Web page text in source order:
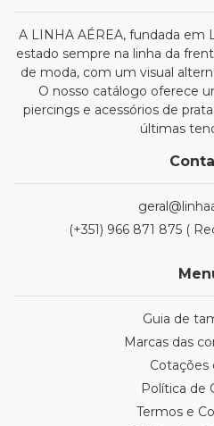
A LINHA AÉREA, fundada em
estado sempre na linha da
de moda, com um visual
O nosso catálogo oferece
piercings e acessórios de
últimas
(+351) 966 871 875 (
Guia de
Marcas das
Cotações
Política de
Termos e